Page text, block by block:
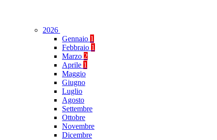
2026
Gennaio 1
Febbraio 1
Marzo 2
Aprile 1
Maggio
Giugno
Luglio
Agosto
Settembre
Ottobre
Novembre
Dicembre